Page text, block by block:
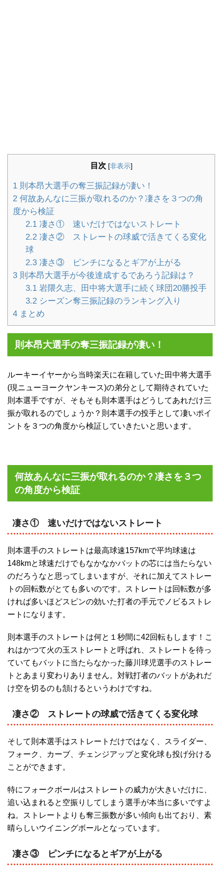
目次 [非表示]
1 則本昂大選手の奪三振記録が凄い！
2 何故あんなに三振が取れるのか？凄さを３つの角
度から検証
2.1凄さ① 速いだけではないストレート
2.2凄さ② ストレートの球威で活きてくる変化
球
2.3凄さ③ ピンチになるとギアが上がる
3 則本昂大選手が今後達成するであろう記録は？
3.1岩隈久志、田中将大選手に続く球団20勝投手
3.2シーズン奪三振記録のランキング入り
4 まとめ
則本昂大選手の奪三振記録が凄い！
ルーキーイヤーから当時楽天に在籍していた田中将大選手
(現ニューヨークヤンキース)の弟分として期待されていた
則本選手ですが、そもそも則本選手はどうしてあれだけ三
振が取れるのでしょうか？則本選手の投手として凄いポイ
ントを３つの角度から検証していきたいと思います。
何故あんなに三振が取れるのか？凄さを３つ
の角度から検証
凄さ① 速いだけではないストレート
則本選手のストレートは最高球速157kmで平均球速は
148kmと球速だけでもなかなかバットの芯には当たらない
のだろうなと思ってしまいますが、それに加えてストレー
トの回転数がとても多いのです。ストレートは回転数が多
ければ多いほどスピンの効いた打者の手元でノビるストレ
ートになります。
則本選手のストレートは何と１秒間に42回転もします！こ
れはかつて火の玉ストレートと呼ばれ、ストレートを待っ
ていてもバットに当たらなかった藤川球児選手のストレー
トとあまり変わりありません。対戦打者のバットがあれだ
け空を切るのも頷けるというわけですね。
凄さ② ストレートの球威で活きてくる変化球
そして則本選手はストレートだけではなく、スライダー、
フォーク、カーブ、チェンジアップと変化球も投げ分ける
ことができます。
特にフォークボールはストレートの威力が大きいだけに、
追い込まれると空振りしてしまう選手が本当に多いですよ
ね。ストレートよりも奪三振数が多い傾向も出ており、素
晴らしいウイニングボールとなっています。
凄さ③ ピンチになるとギアが上がる